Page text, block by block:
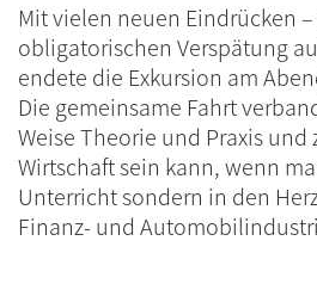
Mit vielen neuen Eindrücken
obligatorischen Verspätung
endete die Exkursion am
Die gemeinsame Fahrt
Weise Theorie und Praxis
Wirtschaft sein kann, wenn
Unterricht sondern in den
Finanz- und